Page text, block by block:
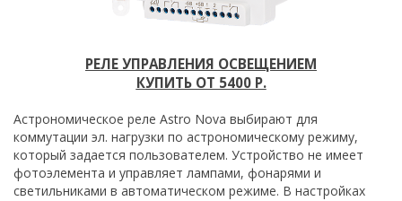
РЕЛЕ УПРАВЛЕНИЯ ОСВЕЩЕНИЕМ
КУПИТЬ ОТ 5400 Р.
Астрономическое реле Astro Nova выбирают для
коммутации эл. нагрузки по астрономическому режиму,
который задается пользователем. Устройство не имеет
фотоэлемента и управляет лампами, фонарями и
светильниками в автоматическом режиме. В настройках